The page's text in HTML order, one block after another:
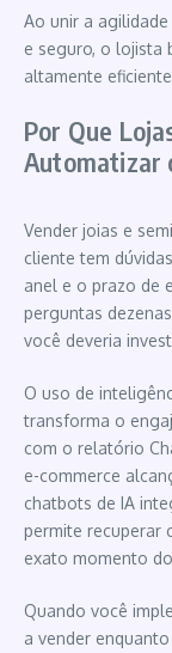
Ao unir a
e seguro, o lojista
altamente
Por Que
Automatizar
Vender joias e
cliente tem
anel e o prazo de
perguntas
você deveria
O uso de
transforma o
com o relatório
e-commerce
chatbots de IA
permite recuperar
exato momento
Quando você
a vender